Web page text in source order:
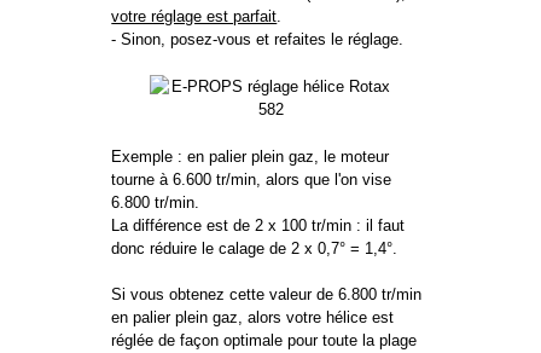
votre réglage est parfait.
- Sinon, posez-vous et refaites le réglage.
Exemple : en palier plein gaz, le moteur
tourne à 6.600 tr/min, alors que l'on vise
6.800 tr/min.
La différence est de 2 x 100 tr/min : il faut
donc réduire le calage de 2 x 0,7° = 1,4°.
Si vous obtenez cette valeur de 6.800 tr/min
en palier plein gaz, alors votre hélice est
réglée de façon optimale pour toute la plage